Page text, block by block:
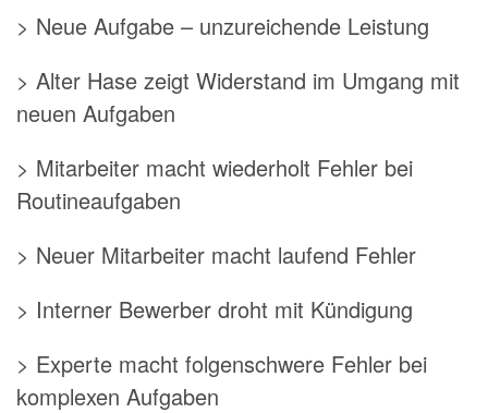
> Neue Aufgabe – unzureichende Leistung
> Alter Hase zeigt Widerstand im Umgang mit
neuen Aufgaben
> Mitarbeiter macht wiederholt Fehler bei
Routineaufgaben
> Neuer Mitarbeiter macht laufend Fehler
> Interner Bewerber droht mit Kündigung
> Experte macht folgenschwere Fehler bei
komplexen Aufgaben